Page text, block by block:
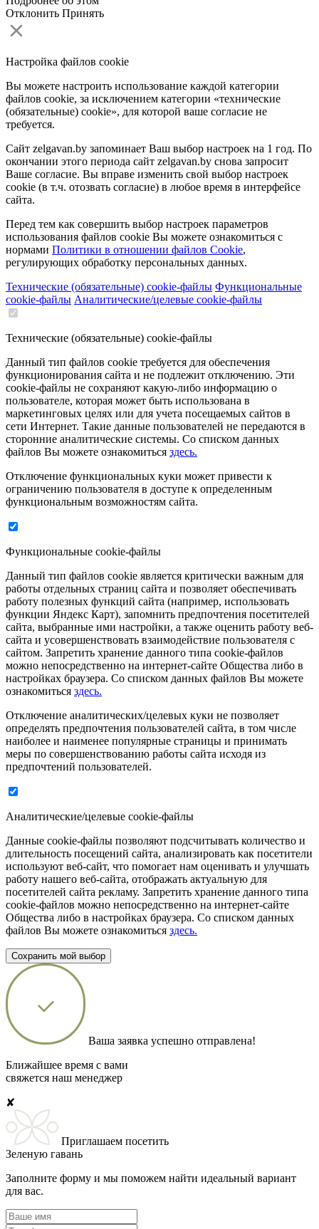
Отклонить Принять
Настройка файлов cookie
Вы можете настроить использование каждой категории
файлов cookie, за исключением категории «технические
(обязательные) cookie», для которой ваше согласие не
требуется.
Сайт zelgavan.by запоминает Ваш выбор настроек на 1 год. По
окончании этого периода сайт zelgavan.by снова запросит
Ваше согласие. Вы вправе изменить свой выбор настроек
cookie (в т.ч. отозвать согласие) в любое время в интерфейсе
сайта.
Перед тем как совершить выбор настроек параметров
использования файлов cookie Вы можете ознакомиться с
нормами Политики в отношении файлов Cookie,
регулирующих обработку персональных данных.
Технические (обязательные) cookie-файлы Функциональные
cookie-файлы Аналитические/целевые cookie-файлы
Технические (обязательные) cookie-файлы
Данный тип файлов cookie требуется для обеспечения
функционирования сайта и не подлежит отключению. Эти
сookie-файлы не сохраняют какую-либо информацию о
пользователе, которая может быть использована в
маркетинговых целях или для учета посещаемых сайтов в
сети Интернет. Такие данные пользователей не передаются в
сторонние аналитические системы. Со списком данных
файлов Вы можете ознакомиться здесь.
Отключение функциональных куки может привести к
ограничению пользователя в доступе к определенным
функциональным возможностям сайта.
Функциональные cookie-файлы
Данный тип файлов cookie является критически важным для
работы отдельных страниц сайта и позволяет обеспечивать
работу полезных функций сайта (например, использовать
функции Яндекс Карт), запомнить предпочтения посетителей
сайта, выбранные ими настройки, а также оценить работу веб-
сайта и усовершенствовать взаимодействие пользователя с
сайтом. Запретить хранение данного типа cookie-файлов
можно непосредственно на интернет-сайте Общества либо в
настройках браузера. Со списком данных файлов Вы можете
ознакомиться здесь.
Отключение аналитических/целевых куки не позволяет
определять предпочтения пользователей сайта, в том числе
наиболее и наименее популярные страницы и принимать
меры по совершенствованию работы сайта исходя из
предпочтений пользователей.
Аналитические/целевые cookie-файлы
Данные cookie-файлы позволяют подсчитывать количество и
длительность посещений сайта, анализировать как посетители
используют веб-сайт, что помогает нам оценивать и улучшать
работу нашего веб-сайта, отображать актуальную для
посетителей сайта рекламу. Запретить хранение данного типа
cookie-файлов можно непосредственно на интернет-сайте
Общества либо в настройках браузера. Со списком данных
файлов Вы можете ознакомиться здесь.
Сохранить мой выбор
Ваша заявка успешно отправлена!
Ближайшее время с вами
свяжется наш менеджер
✘
Приглашаем посетить
Зеленую гавань
Заполните форму и мы поможем найти идеальный вариант
для вас.